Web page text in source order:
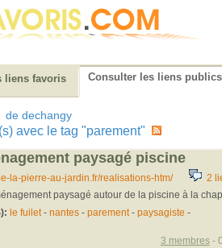
liens favoris Consulter les liens publics
de dechangy
avec le tag "parement"
paysagé piscine
la-pierre-au-jardin.fr/realisations-htm/ 2
paysagé autour de la piscine à la
le fuilet- nantes- parement- paysagiste -
3 membres-